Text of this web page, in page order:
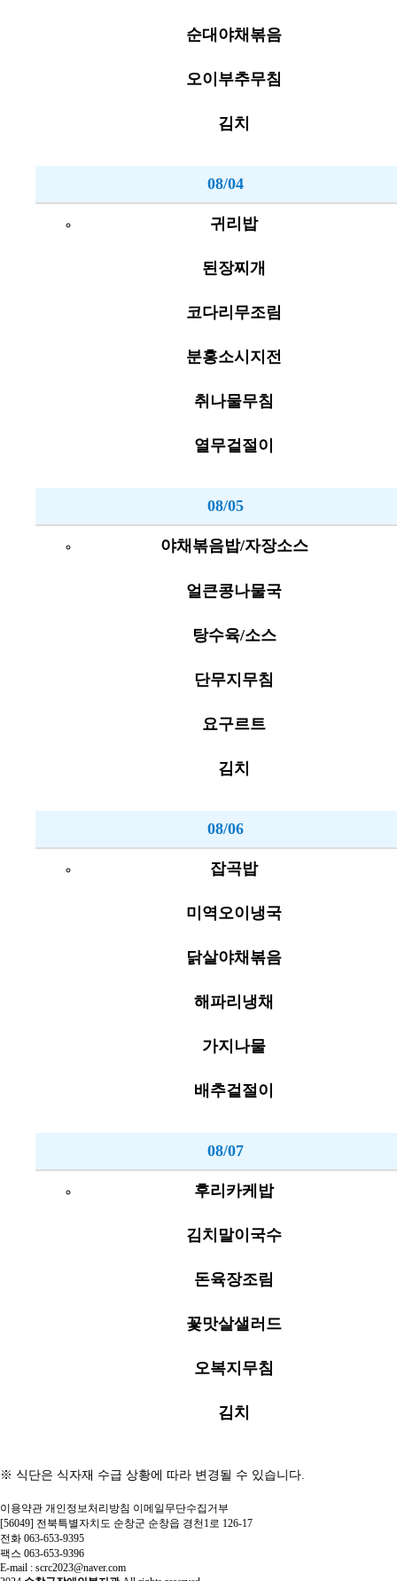
순대야채볶음
오이부추무침
김치
08/04
귀리밥
된장찌개
코다리무조림
분홍소시지전
취나물무침
열무겉절이
08/05
야채볶음밥/자장소스
얼큰콩나물국
탕수육/소스
단무지무침
요구르트
김치
08/06
잡곡밥
미역오이냉국
닭살야채볶음
해파리냉채
가지나물
배추겉절이
08/07
후리카케밥
김치말이국수
돈육장조림
꽃맛살샐러드
오복지무침
김치
※ 식단은 식자재 수급 상황에 따라 변경될 수 있습니다.
이용약관 개인정보처리방침 이메일무단수집거부
[56049] 전북특별자치도 순창군 순창읍 경천1로 126-17
전화 063-653-9395
팩스 063-653-9396
E-mail : scrc2023@naver.com